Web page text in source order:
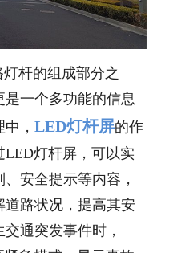
杆的组成部分之
一个多功能的信息
中，LED灯杆屏的作
灯杆屏，可以实
安全提示等内容，
路状况，提高其安
通突发事件时，